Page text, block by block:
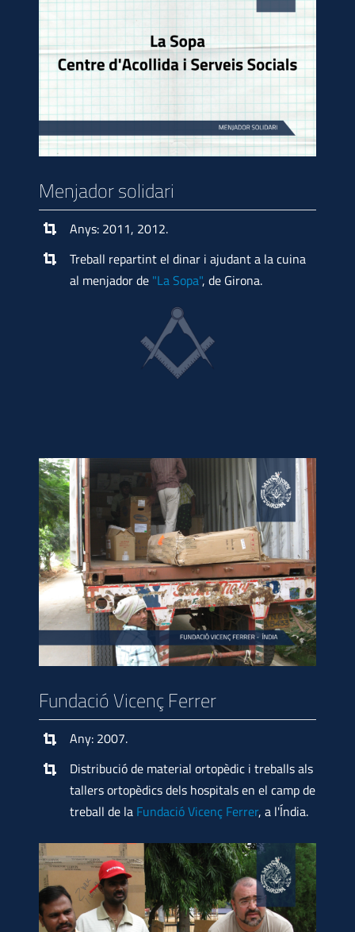
Menjador solidari
Anys: 2011, 2012.
Treball repartint el dinar i ajudant a la cuina
al menjador de "La Sopa", de Girona.
Fundació Vicenç Ferrer
Any: 2007.
Distribució de material ortopèdic i treballs als
tallers ortopèdics dels hospitals en el camp de
treball de la Fundació Vicenç Ferrer, a l'Índia.